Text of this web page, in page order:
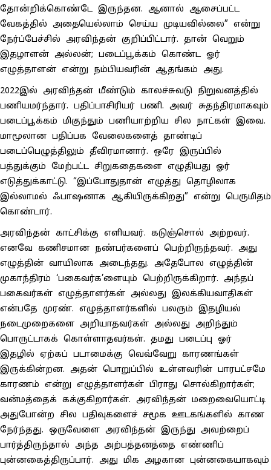
தோன்றிக்கொண்டே இருந்தன. ஆனால் ஆசைப்பட்ட
வேகத்தில் அதையெல்லாம் செய்ய முடியவில்லை” என்று
நேர்ப்பேச்சில் அரவிந்தன் குறிப்பிட்டார். தான் வெறும்
இதழாளன் அல்லன்; படைப்பூக்கம் கொண்ட ஓர்
எழுத்தாளன் என்று நம்பியவரின் ஆதங்கம் அது.
2022இல் அரவிந்தன் மீண்டும் காலச்சுவடு நிறுவனத்தில்
பணியமர்ந்தார். பதிப்பாசிரியர் பணி. அவர் சுதந்திரமாகவும்
படைப்பூக்கம் மிகுந்தும் பணியாற்றிய சில நாட்கள் இவை.
மாமூலான பதிப்பக வேலைகளைத் தாண்டிப்
படைப்பெழுத்திலும் தீவிரமானார். ஒரே இருப்பில்
பத்துக்கும் மேற்பட்ட சிறுகதைகளை எழுதியது ஓர்
எடுத்துக்காட்டு. “இப்போதுதான் எழுத்து தொழிலாக
இல்லாமல் ஃபாஷனாக ஆகியிருக்கிறது” என்று பெருமிதம்
கொண்டார்.
அரவிந்தன் காட்சிக்கு எளியவர். கடுஞ்சொல் அற்றவர்.
எனவே கணிசமான நண்பர்களைப் பெற்றிருந்தவர். அது
எழுத்தின் வாயிலாக அடைந்தது. அதேபோல எழுத்தின்
முகாந்திரம் ‘பகைவர்க’ளையும் பெற்றிருக்கிறார். அந்தப்
பகைவர்கள் எழுத்தாளர்கள் அல்லது இலக்கியவாதிகள்
என்பதே முரண். எழுத்தாளர்களில் பலரும் இதழியல்
நடைமுறைகளை அறியாதவர்கள் அல்லது அறிந்தும்
பொருட்டாகக் கொள்ளாதவர்கள். தமது படைப்பு ஓர்
இதழில் ஏற்கப் படாமைக்கு வெவ்வேறு காரணங்கள்
இருக்கின்றன. அதன் பொறுப்பில் உள்ளவரின் பாரபட்சமே
காரணம் என்று எழுத்தாளர்கள் பிராது சொல்கிறார்கள்;
வன்மத்தைக் கக்குகிறார்கள். அரவிந்தன் மறைவையொட்டி
அதுபோன்ற சில பதிவுகளைச் சமூக ஊடகங்களில் காண
நேர்ந்தது. ஒருவேளை அரவிந்தன் இருந்து அவற்றைப்
பார்த்திருந்தால் அந்த அற்பத்தனத்தை எண்ணிப்
புன்னகைத்திருப்பார். அது மிக அழகான புன்னகையாகவும்